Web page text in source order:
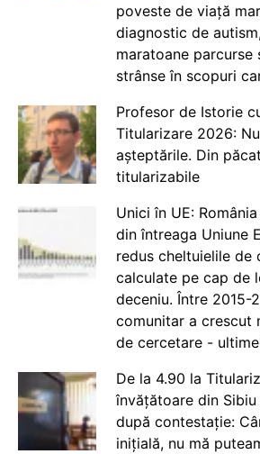
poveste de viață
diagnostic de
maratoane parcurse
strânse în scopuri
Profesor de Istorie
Titularizare 2026:
așteptările. Din
titularizabile
Unici în UE:
din întreaga Uniune
redus cheltuielile de
calculate pe cap de
deceniu. Între 2015-
comunitar a crescut
de cercetare -
De la 4.90 la
învățătoare din
după contestație:
inițială, nu mă